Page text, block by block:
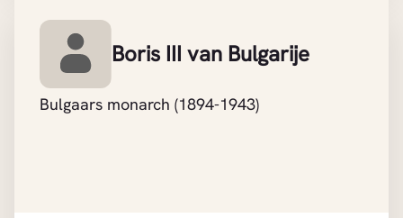
Boris III van Bulgarije
Bulgaars monarch (1894-1943)